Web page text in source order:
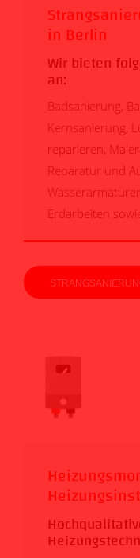
in Berlin
Wir bieten
an:
Badsanierung,
Kernsanierung,
reparieren,
Reparatur und
Erdarbeiten